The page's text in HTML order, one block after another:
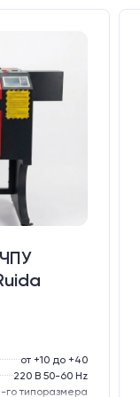
от +10 до +40
220 В 50-60 Hz
го типоразмера